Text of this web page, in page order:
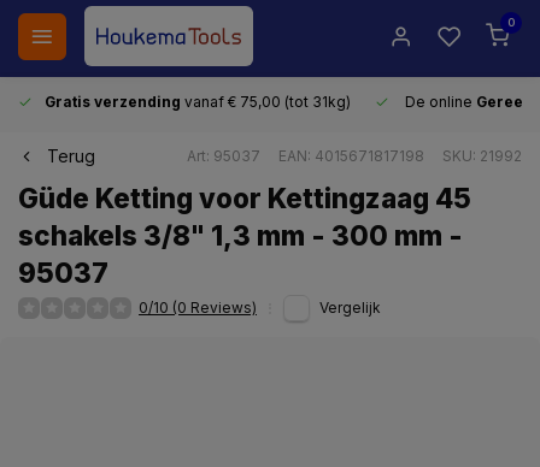
0
Gratis verzending vanaf € 75,00 (tot 31kg) De online
Terug Art: 95037 EAN: 4015671817198 SKU: 21992
Güde Ketting voor Kettingzaag 45
schakels 3/8" 1,3 mm - 300 mm -
95037
0/10 (0 Reviews) Vergelijk